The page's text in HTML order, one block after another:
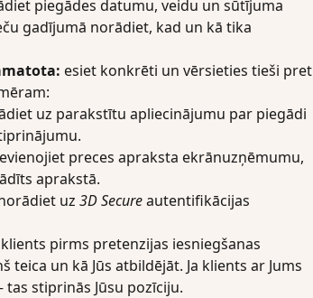
piegādes datumu, veidu un sūtījuma
gadījumā norādiet, kad un kā tika
esiet konkrēti un vērsieties tieši pret
uz parakstītu apliecinājumu par piegādi
preces apraksta ekrānuzņēmumu,
aprakstā.
uz 3D Secure autentifikācijas
pirms pretenzijas iesniegšanas
teica un kā Jūs atbildējāt. Ja klients ar Jums
stiprinās Jūsu pozīciju.